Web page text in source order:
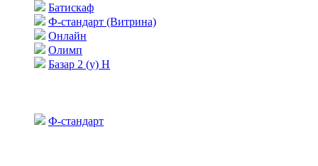
Батискаф
Ф-стандарт (Витрина)
Онлайн
Олимп
Базар 2 (у) Н
Ф-стандарт